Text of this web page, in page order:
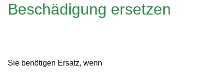
Beschädigung ersetzen
Sie benötigen Ersatz, wenn